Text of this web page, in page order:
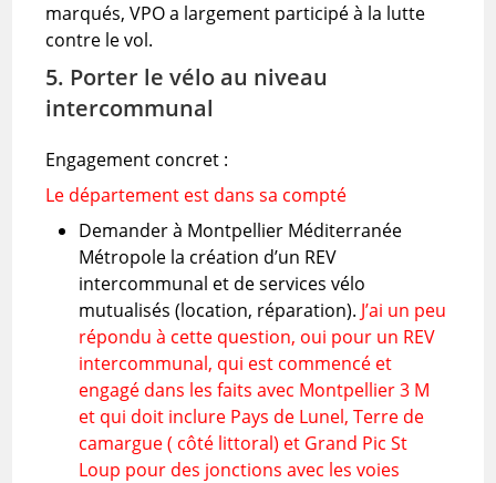
marqués, VPO a largement participé à la lutte
contre le vol.
5. Porter le vélo au niveau
intercommunal
Engagement concret :
Le département est dans sa compté
Demander à Montpellier Méditerranée
Métropole la création d’un REV
intercommunal et de services vélo
mutualisés (location, réparation). J’ai un peu
répondu à cette question, oui pour un REV
intercommunal, qui est commencé et
engagé dans les faits avec Montpellier 3 M
et qui doit inclure Pays de Lunel, Terre de
camargue ( côté littoral) et Grand Pic St
Loup pour des jonctions avec les voies